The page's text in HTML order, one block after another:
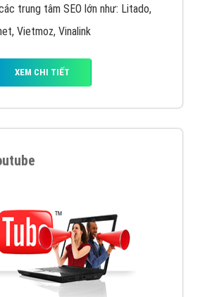
trung tâm SEO lớn như: Litado,
Vietmoz, Vinalink
XEM CHI TIẾT